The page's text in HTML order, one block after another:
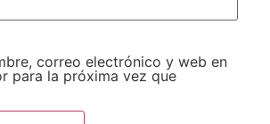
correo electrónico y web en
para la próxima vez que